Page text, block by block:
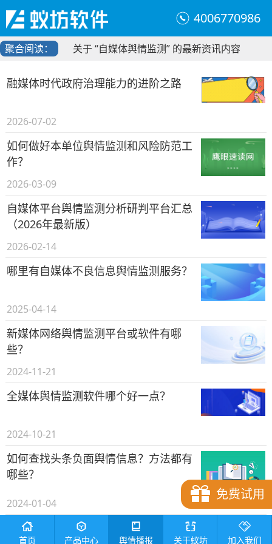
4006770986
聚合阅读： 关于 “自媒体舆情监测” 的最新资讯内容
融媒体时代政府治理能力的进阶之路
2026-07-02
如何做好本单位舆情监测和风险防范工
作？
2026-03-09
自媒体平台舆情监测分析研判平台汇总
（2026年最新版）
2026-02-14
哪里有自媒体不良信息舆情监测服务？
2025-04-14
新媒体网络舆情监测平台或软件有哪
些？
2024-11-21
全媒体舆情监测软件哪个好一点？
2024-10-21
如何查找头条负面舆情信息？方法都有
哪些？
2024-01-04
融媒体中心舆情风险点排查研判方案
免费试用
首页 产品中心 舆情播报 关于蚁坊 加入我们